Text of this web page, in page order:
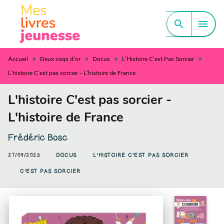
MENU CONTENU
PIED DE PAGE
search menu
Accueil • Deux coqs d'or • Docus • L'Histoire C'est Pas Sorcier •
L'histoire C'est pas sorcier - L'histoire de France
L'histoire C'est pas sorcier -
L'histoire de France
Frédéric Bosc
27/09/2023 DOCUS L'HISTOIRE C'EST PAS SORCIER
C'EST PAS SORCIER